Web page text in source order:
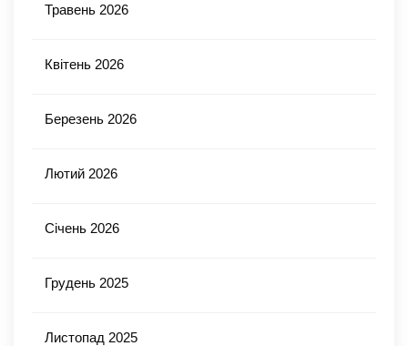
Травень 2026
Квітень 2026
Березень 2026
Лютий 2026
Січень 2026
Грудень 2025
Листопад 2025